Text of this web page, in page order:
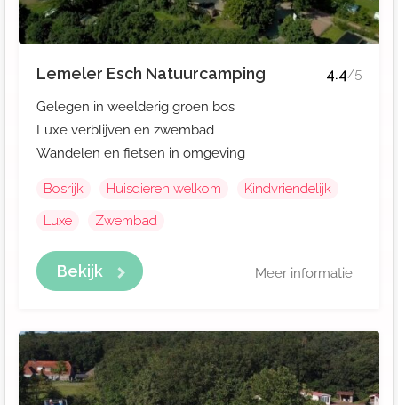
Lemeler Esch Natuurcamping 4.4/5
Gelegen in weelderig groen bos
Luxe verblijven en zwembad
Wandelen en fietsen in omgeving
Bosrijk Huisdieren welkom
Kindvriendelijk
Luxe
Zwembad
Bekijk Meer informatie